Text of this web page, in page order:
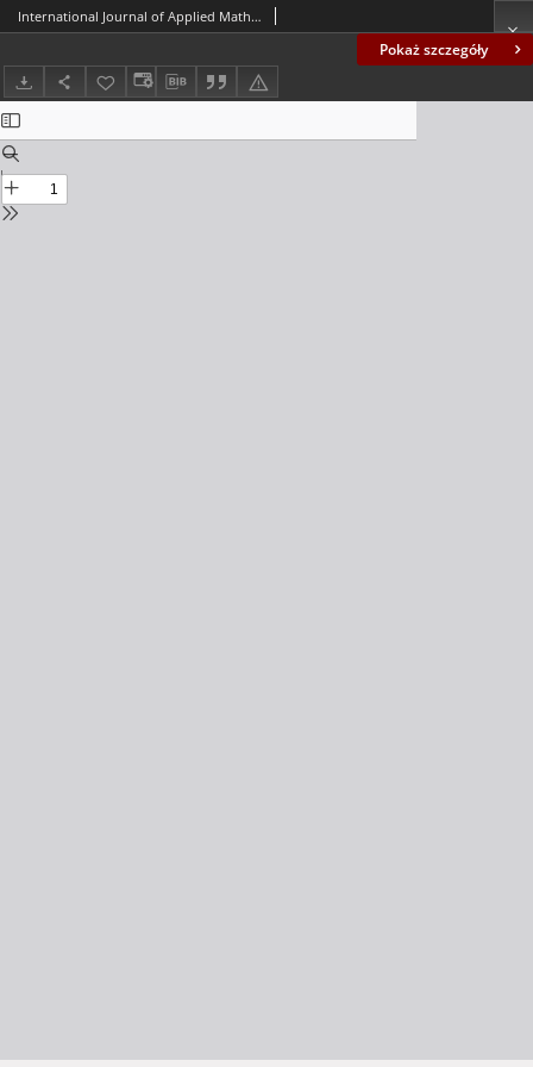
Pokaż szczegóły
International Journal of Applied Mathematics and Computer Science (AMCS), Volume 15, Number 4 (2005) - Contents